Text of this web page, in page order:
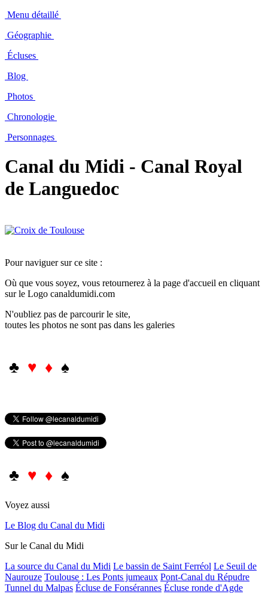
Menu détaillé
Géographie
Écluses
Blog
Photos
Chronologie
Personnages
Canal du Midi - Canal Royal
de Languedoc
Pour naviguer sur ce site :
Où que vous soyez, vous retournerez à la page d'accueil en cliquant
sur le Logo canaldumidi.com
N'oubliez pas de parcourir le site,
toutes les photos ne sont pas dans les galeries
♣ ♥ ♦ ♠
♣ ♥ ♦ ♠
Voyez aussi
Le Blog du Canal du Midi
Sur le Canal du Midi
La source du Canal du Midi Le bassin de Saint Ferréol Le Seuil de
Naurouze Toulouse : Les Ponts jumeaux Pont-Canal du Répudre
Tunnel du Malpas Écluse de Fonsérannes Écluse ronde d'Agde